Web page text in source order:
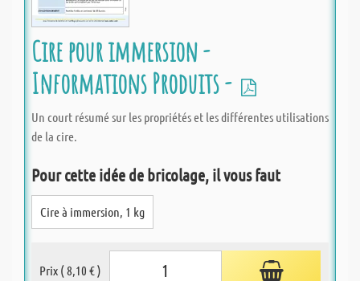
Cire pour immersion -
Informations Produits -
Un court résumé sur les propriétés et les différentes utilisations
de la cire.
Pour cette idée de bricolage, il vous faut
Cire à immersion, 1 kg
Prix ( 8,10 € )